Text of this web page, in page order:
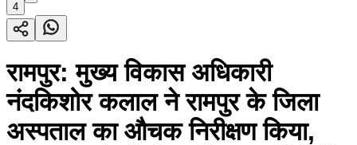
4
रामपुर: मुख्य विकास अधिकारी
नंदकिशोर कलाल ने रामपुर के जिला
अस्पताल का औचक निरीक्षण किया,